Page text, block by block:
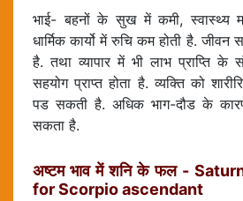
भाई- बहनों के सुख में कमी, स्वास्थ्य
धार्मिक कार्यो में रुचि कम होती है. जीवन
है. तथा व्यापार में भी लाभ प्राप्ति के
सहयोग प्राप्त होता है. व्यक्ति को
पड सकती है. अधिक भाग-दौड के कारण
सकता है.
अष्टम भाव में शनि के फल -
for Scorpio ascendant